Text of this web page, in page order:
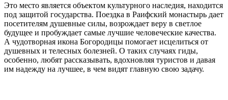
Это место является объектом культурного наследия, находится
под защитой государства. Поездка в Раифский монастырь дает
посетителям душевные силы, возрождает веру в светлое
будущее и пробуждает самые лучшие человеческие качества.
А чудотворная икона Богородицы помогает исцелиться от
душевных и телесных болезней. О таких случаях гиды,
особенно, любят рассказывать, вдохновляя туристов и давая
им надежду на лучшее, в чем видят главную свою задачу.